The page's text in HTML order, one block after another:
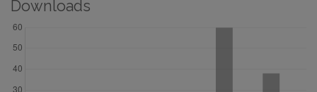
Downloads